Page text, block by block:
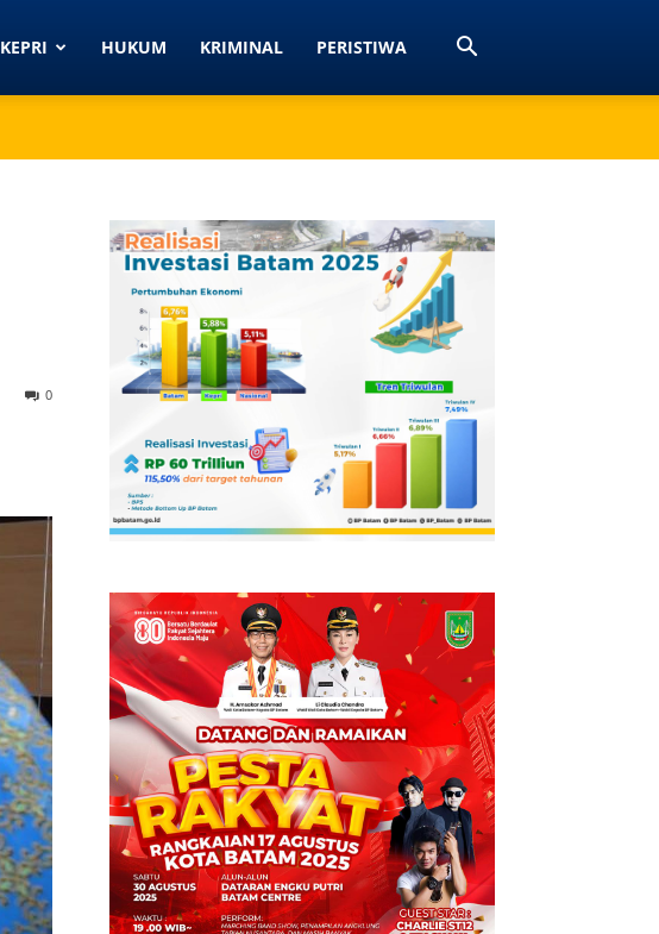
KEPRI HUKUM KRIMINAL PERISTIWA
0